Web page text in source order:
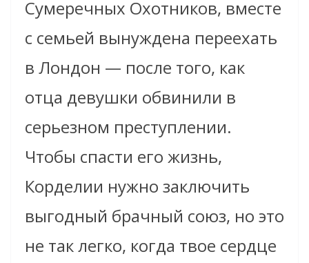
Сумеречных Охотников, вместе
с семьей вынуждена переехать
в Лондон — после того, как
отца девушки обвинили в
серьезном преступлении.
Чтобы спасти его жизнь,
Корделии нужно заключить
выгодный брачный союз, но это
не так легко, когда твое сердце